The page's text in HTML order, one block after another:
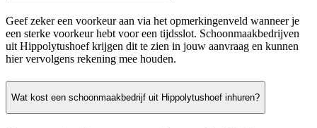
Geef zeker een voorkeur aan via het opmerkingenveld wanneer je
een sterke voorkeur hebt voor een tijdsslot. Schoonmaakbedrijven
uit Hippolytushoef krijgen dit te zien in jouw aanvraag en kunnen
hier vervolgens rekening mee houden.
Wat kost een schoonmaakbedrijf uit Hippolytushoef inhuren?